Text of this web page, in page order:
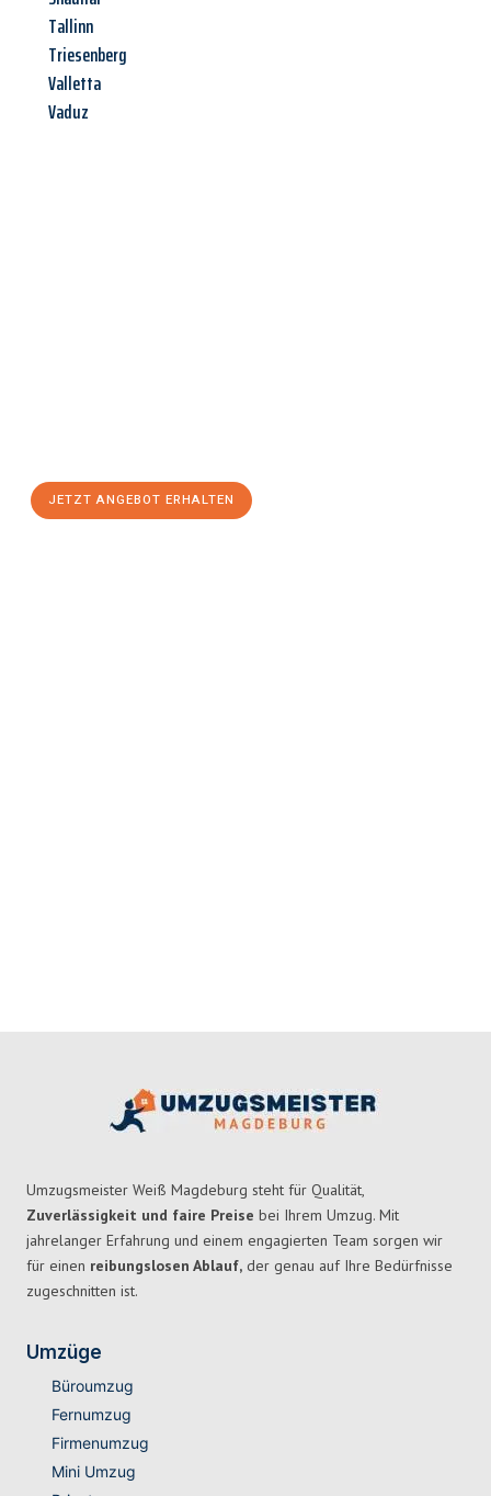
Tallinn
Triesenberg
Valletta
Vaduz
JETZT ANGEBOT ERHALTEN
Umzugsmeister Weiß Magdeburg steht für Qualität,
Zuverlässigkeit und faire Preise bei Ihrem Umzug. Mit
jahrelanger Erfahrung und einem engagierten Team sorgen wir
für einen reibungslosen Ablauf, der genau auf Ihre Bedürfnisse
zugeschnitten ist.
Umzüge
Büroumzug
Fernumzug
Firmenumzug
Mini Umzug